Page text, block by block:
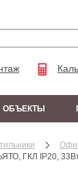
ОБЪЕКТЫ
ГКЛ IP20,